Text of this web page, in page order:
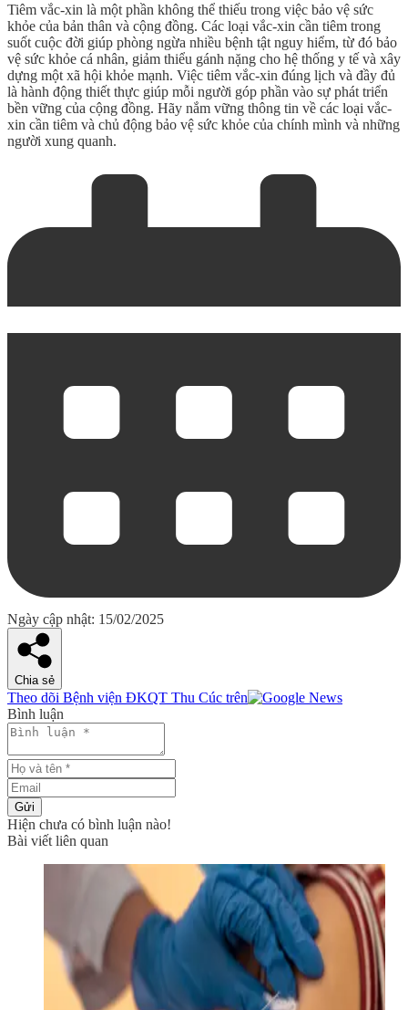
Tiêm vắc-xin là một phần không thể thiếu trong việc bảo vệ sức
khỏe của bản thân và cộng đồng. Các loại vắc-xin cần tiêm trong
suốt cuộc đời giúp phòng ngừa nhiều bệnh tật nguy hiểm, từ đó bảo
vệ sức khỏe cá nhân, giảm thiểu gánh nặng cho hệ thống y tế và xây
dựng một xã hội khỏe mạnh. Việc tiêm vắc-xin đúng lịch và đầy đủ
là hành động thiết thực giúp mỗi người góp phần vào sự phát triển
bền vững của cộng đồng. Hãy nắm vững thông tin về các loại vắc-
xin cần tiêm và chủ động bảo vệ sức khỏe của chính mình và những
người xung quanh.
Ngày cập nhật: 15/02/2025
Chia sẻ
Theo dõi Bệnh viện ĐKQT Thu Cúc trên
Bình luận
Gửi
Hiện chưa có bình luận nào!
Bài viết liên quan